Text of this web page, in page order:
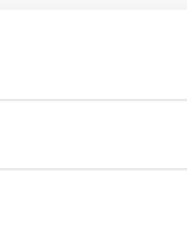
de la menuiserie